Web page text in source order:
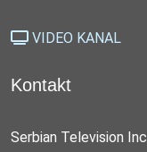
VIDEO KANAL
Kontakt
Serbian Television Inc